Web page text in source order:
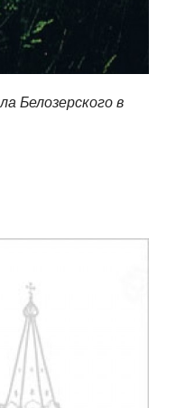
Белозерского в